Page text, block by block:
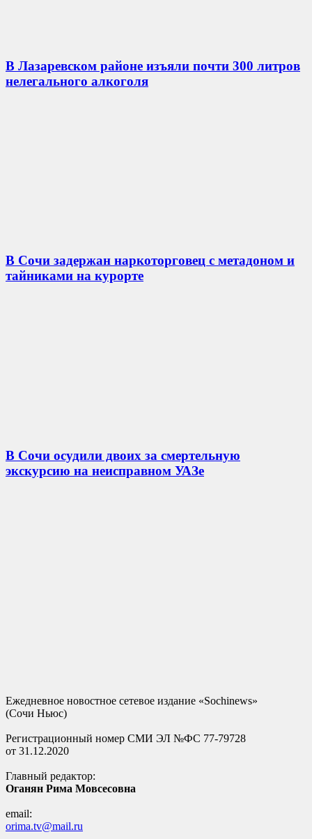
В Лазаревском районе изъяли почти 300 литров
нелегального алкоголя
В Сочи задержан наркоторговец с метадоном и
тайниками на курорте
В Сочи осудили двоих за смертельную
экскурсию на неисправном УАЗе
Ежедневное новостное сетевое издание «Sochinews»
(Сочи Ньюс)
Регистрационный номер СМИ ЭЛ №ФС 77-79728
от 31.12.2020
Главный редактор:
Оганян Рима Мовсесовна
email:
orima.tv@mail.ru